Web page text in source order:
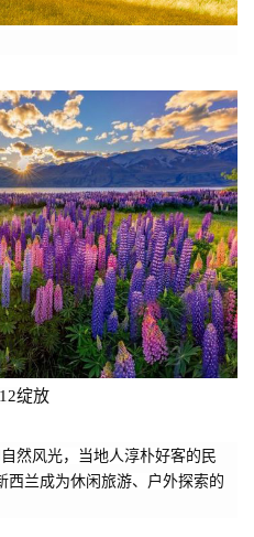
绽放
然风光，当地人淳朴好客的民
西兰成为休闲旅游、户外探索的